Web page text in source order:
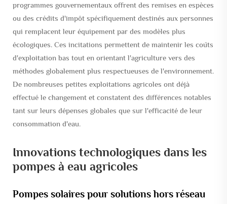
programmes gouvernementaux offrent des remises en espèces
ou des crédits d'impôt spécifiquement destinés aux personnes
qui remplacent leur équipement par des modèles plus
écologiques. Ces incitations permettent de maintenir les coûts
d'exploitation bas tout en orientant l'agriculture vers des
méthodes globalement plus respectueuses de l'environnement.
De nombreuses petites exploitations agricoles ont déjà
effectué le changement et constatent des différences notables
tant sur leurs dépenses globales que sur l'efficacité de leur
consommation d'eau.
Innovations technologiques dans les
pompes à eau agricoles
Pompes solaires pour solutions hors réseau